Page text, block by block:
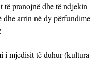
të pranojnë dhe të ndjekin
dhe arrin në dy përfundime
i mjedisit të duhur (kultura